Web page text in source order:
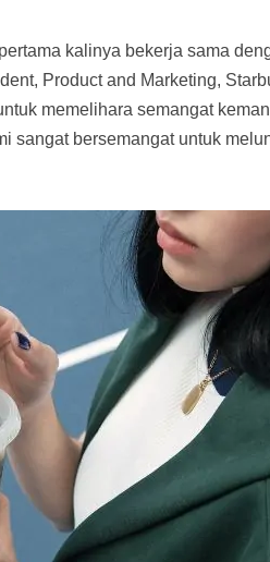
kalinya bekerja sama
Product and Marketing,
memelihara semangat
sangat bersemangat untuk